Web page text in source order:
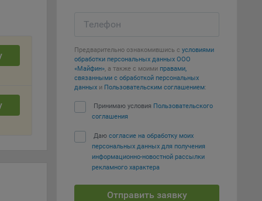
Телефон
Предварительно ознакомившись с условиями
обработки персональных данных ООО
«Майфин», а также с моими правами,
связанными с обработкой персональных
данных и Пользовательским соглашением:
Принимаю условия Пользовательского
соглашения
Даю согласие на обработку моих
персональных данных для получения
информационно-новостной рассылки
рекламного характера
Отправить заявку